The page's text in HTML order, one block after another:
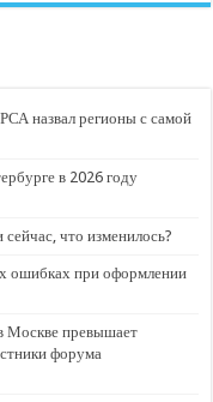
назвал регионы с самой
в 2026 году
что изменилось?
ошибках при оформлении
Москве превышает
форума